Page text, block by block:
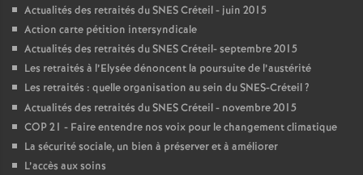
Actualités des retraités duSNESCréteil - juin 2015
Action carte pétition intersyndicale
Actualités des retraités duSNESCréteil- septembre 2015
Les retraités à l’Elysée dénoncent la poursuite de l’austérité
Les retraités : quelle organisation au sein duSNES-Créteil?
Actualités des retraités duSNESCréteil - novembre 2015
COP21 - Faire entendre nos voix pour le changement climatique
La sécurité sociale, un bien à préserver et à améliorer
L’accès aux soins